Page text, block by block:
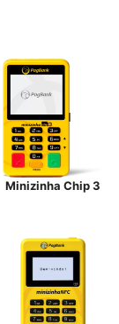
Minizinha Chip 3